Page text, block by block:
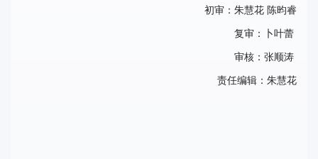
初审：朱慧花 陈昀睿
复审：卜叶蕾
审核：张顺涛
责任编辑：朱慧花